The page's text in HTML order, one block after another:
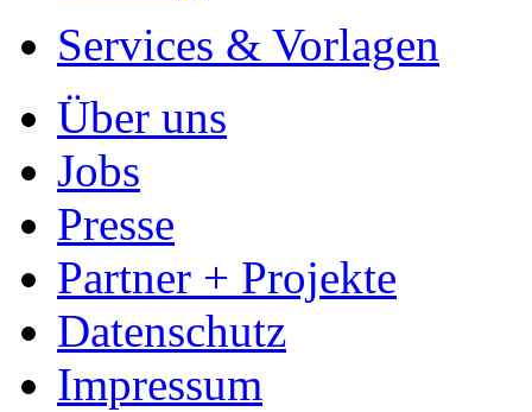
Services & Vorlagen
Über uns
Jobs
Presse
Partner + Projekte
Datenschutz
Impressum